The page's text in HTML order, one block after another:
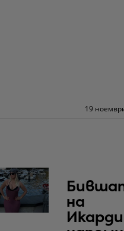
19
на
Икарди